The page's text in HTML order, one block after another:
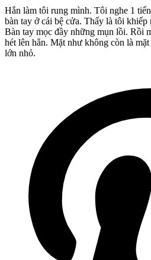
Hắn làm tôi rung mình. Tôi nghe 1
bàn tay ở cái bệ cửa. Thấy là tôi
Bàn tay mọc đầy những mụn lồi. Rồi
hét lên hẳn. Mặt như không còn là
lớn nhỏ.